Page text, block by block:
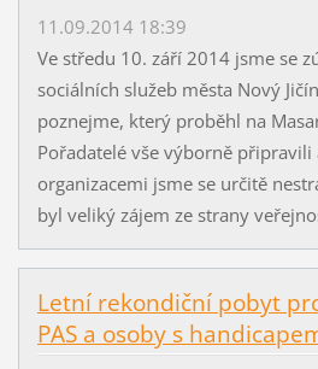
11.09.2014 18:39
Ve středu 10. září 2014 jsme se
sociálních služeb města Nový
poznejme, který proběhl na
Pořadatelé vše výborně připravili
organizacemi jsme se určitě
byl veliký zájem ze strany
Letní rekondiční pobyt
PAS a osoby s